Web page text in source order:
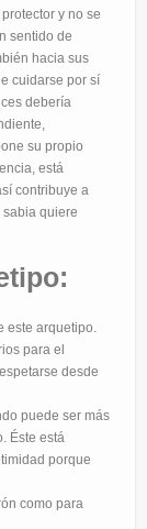
y no se
sentido de
hacia sus
cuidarse por sí
debería
su propio
está
contribuye a
sabia quiere
este arquetipo.
para el
desde
puede ser más
Éste está
porque
como para